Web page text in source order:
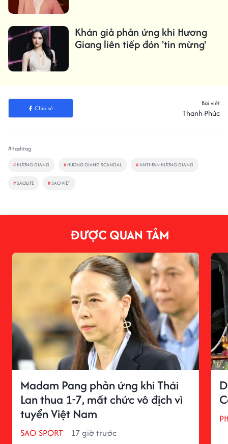
Khán giả phản ứng khi Hương
Giang liên tiếp đón 'tin mừng'
Chia sẻ
Bài viết
Thanh Phúc
#Hashtag
# HƯƠNG GIANG # HƯƠNG GIANG SCANDAL #ANTI-FAN HƯƠNG GIANG
#SAOLIFE #SAO VIỆT
ĐƯỢC QUAN TÂM
Madam Pang phản ứng khi Thái
Lan thua 1-7, mất chức vô địch vì
tuyển Việt Nam
SAO SPORT 17 giờ trước